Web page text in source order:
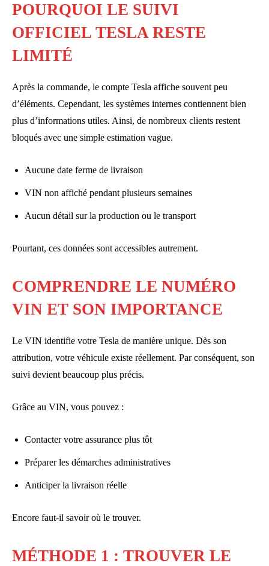
POURQUOI LE SUIVI
OFFICIEL TESLA RESTE
LIMITÉ
Après la commande, le compte Tesla affiche souvent peu
d’éléments. Cependant, les systèmes internes contiennent bien
plus d’informations utiles. Ainsi, de nombreux clients restent
bloqués avec une simple estimation vague.
Aucune date ferme de livraison
VIN non affiché pendant plusieurs semaines
Aucun détail sur la production ou le transport
Pourtant, ces données sont accessibles autrement.
COMPRENDRE LE NUMÉRO
VIN ET SON IMPORTANCE
Le VIN identifie votre Tesla de manière unique. Dès son
attribution, votre véhicule existe réellement. Par conséquent, son
suivi devient beaucoup plus précis.
Grâce au VIN, vous pouvez :
Contacter votre assurance plus tôt
Préparer les démarches administratives
Anticiper la livraison réelle
Encore faut-il savoir où le trouver.
MÉTHODE 1 : TROUVER LE